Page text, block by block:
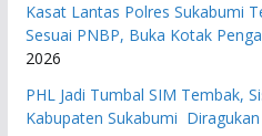
Kasat Lantas Polres Sukabumi
Sesuai PNBP, Buka Kotak
2026
PHL Jadi Tumbal SIM Tembak,
Kabupaten Sukabumi Diragukan